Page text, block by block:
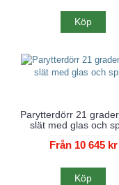
Köp
Parytterdörr 21
slät med glas och
Från 10 645 kr
Köp